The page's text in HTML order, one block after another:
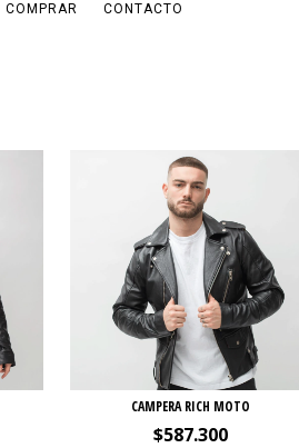
COMPRAR CONTACTO
CAMPERA RICH MOTO
$587.300